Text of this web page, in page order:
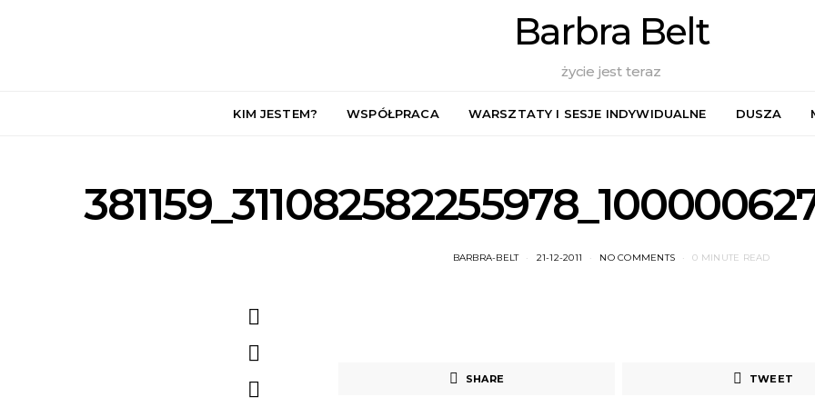
Barbra Belt
życie jest teraz
KIM JESTEM? WSPÓŁPRACA WARSZTATY I SESJE INDYWIDUALNE DUSZA
BARBRA-BELT 21-12-2011 NO COMMENTS 0 MINUTE READ
SHARE TWEET